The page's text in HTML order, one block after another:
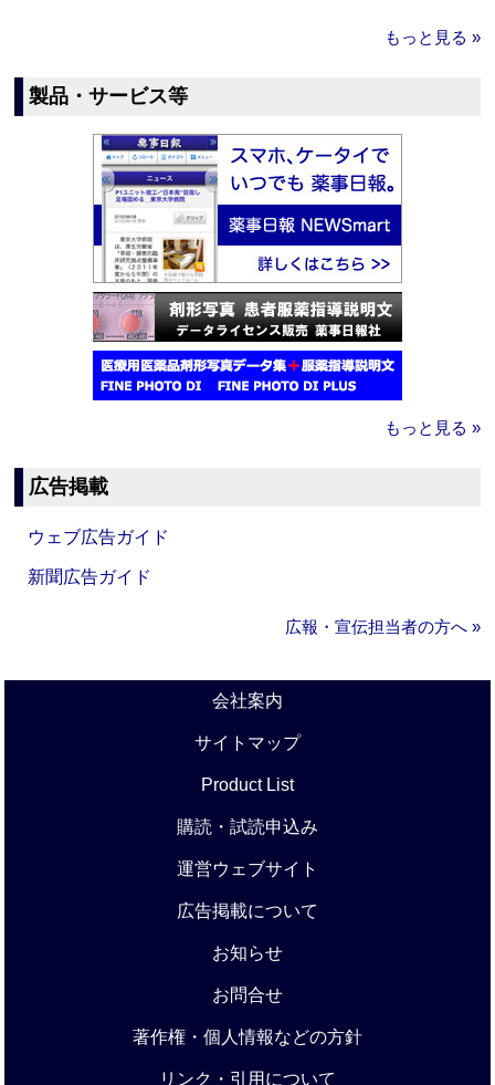
もっと見る »
製品・サービス等
もっと見る »
広告掲載
ウェブ広告ガイド
新聞広告ガイド
広報・宣伝担当者の方へ »
会社案内
サイトマップ
Product List
購読・試読申込み
運営ウェブサイト
広告掲載について
お知らせ
お問合せ
著作権・個人情報などの方針
リンク・引用について